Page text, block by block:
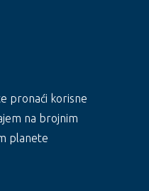
pronaći korisne
na brojnim
planete